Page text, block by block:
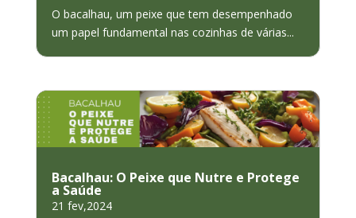
O bacalhau, um peixe que tem desempenhado
um papel fundamental nas cozinhas de várias...
Bacalhau: O Peixe que Nutre e Protege
a Saúde
21 fev,2024